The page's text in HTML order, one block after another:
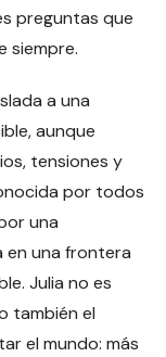
preguntas que
siempre.
a una
aunque
tensiones y
por todos
una
en una frontera
Julia no es
también el
el mundo: más